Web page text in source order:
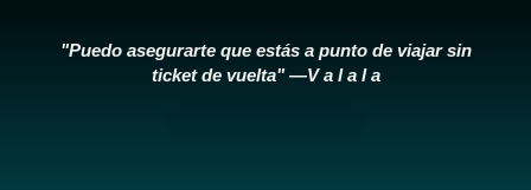
"Puedo asegurarte que estás a punto de viajar sin
ticket de vuelta" —V a l a l a